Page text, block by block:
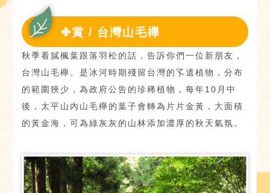
✤賞 / 台灣山毛櫸
秋季看膩楓葉跟落羽松的話，告訴你們一位新朋友，
台灣山毛櫸。是冰河時期殘留台灣的孓遺植物，分布
的範圍狹少，為政府公告的珍稀植物，每年10月中
後，太平山內山毛櫸的葉子會轉為片片金黃，大面積
的黃金海，可為綠灰灰的山林添加濃厚的秋天氣氛。